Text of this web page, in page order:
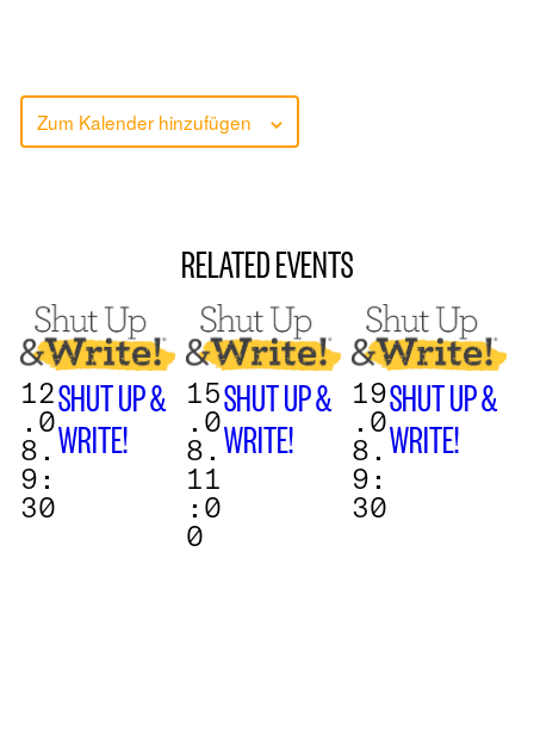
Zum Kalender hinzufügen
RELATED EVENTS
SHUT UP &
WRITE!
12
.0
8.
9:
30
SHUT UP &
WRITE!
15
.0
8.
11
:0
0
SHUT UP &
WRITE!
19
.0
8.
9:
30